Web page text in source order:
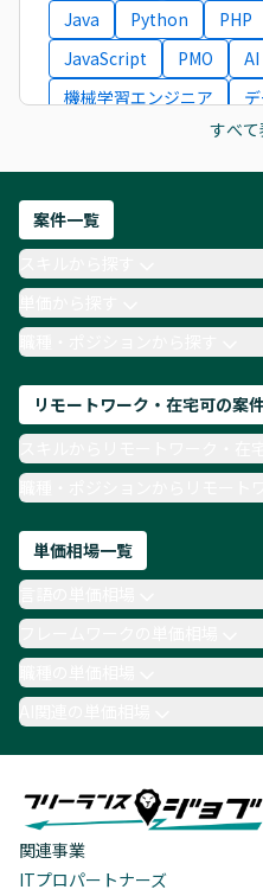
Java
Python PHP
JavaScript
PMO AI
機械学習エンジニア
フロントエンドエンジニア
ネットワークエンジニア
AIエンジニア
Webデ
月収100万円 業務委託
TypeScript
Laravel
すべ
案件一覧
単価から探す
職種・ポジションから探す
リモートワーク・在宅可の案
職種・ポジションからリモート
単価相場一覧
職種の単価相場
AI関連の単価相場
関連事業
ITプロパートナーズ